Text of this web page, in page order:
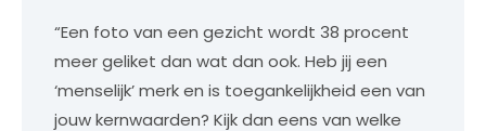
“Een foto van een gezicht wordt 38 procent
meer geliket dan wat dan ook. Heb jij een
‘menselijk’ merk en is toegankelijkheid een van
jouw kernwaarden? Kijk dan eens van welke